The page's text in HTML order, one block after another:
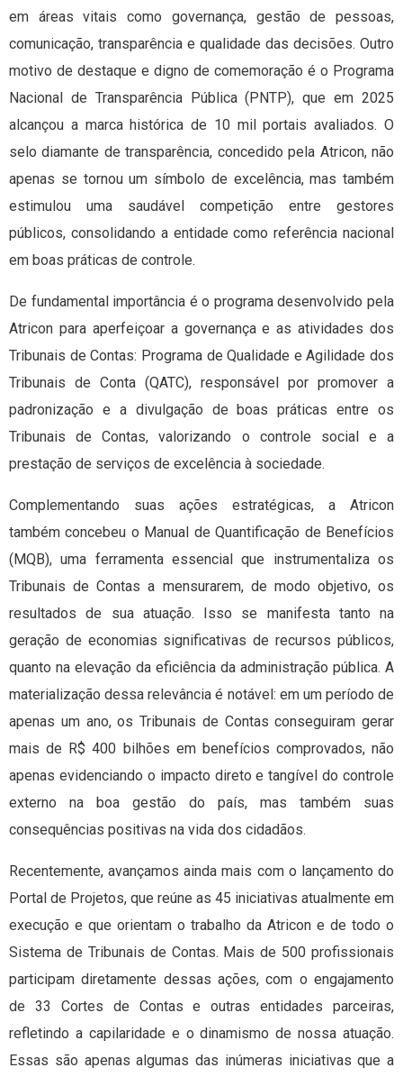
em áreas vitais como governança, gestão de pessoas,
comunicação, transparência e qualidade das decisões. Outro
motivo de destaque e digno de comemoração é o Programa
Nacional de Transparência Pública (PNTP), que em 2025
alcançou a marca histórica de 10 mil portais avaliados. O
selo diamante de transparência, concedido pela Atricon, não
apenas se tornou um símbolo de excelência, mas também
estimulou uma saudável competição entre gestores
públicos, consolidando a entidade como referência nacional
em boas práticas de controle.
De fundamental importância é o programa desenvolvido pela
Atricon para aperfeiçoar a governança e as atividades dos
Tribunais de Contas: Programa de Qualidade e Agilidade dos
Tribunais de Conta (QATC), responsável por promover a
padronização e a divulgação de boas práticas entre os
Tribunais de Contas, valorizando o controle social e a
prestação de serviços de excelência à sociedade.
Complementando suas ações estratégicas, a Atricon
também concebeu o Manual de Quantificação de Benefícios
(MQB), uma ferramenta essencial que instrumentaliza os
Tribunais de Contas a mensurarem, de modo objetivo, os
resultados de sua atuação. Isso se manifesta tanto na
geração de economias significativas de recursos públicos,
quanto na elevação da eficiência da administração pública. A
materialização dessa relevância é notável: em um período de
apenas um ano, os Tribunais de Contas conseguiram gerar
mais de R$ 400 bilhões em benefícios comprovados, não
apenas evidenciando o impacto direto e tangível do controle
externo na boa gestão do país, mas também suas
consequências positivas na vida dos cidadãos.
Recentemente, avançamos ainda mais com o lançamento do
Portal de Projetos, que reúne as 45 iniciativas atualmente em
execução e que orientam o trabalho da Atricon e de todo o
Sistema de Tribunais de Contas. Mais de 500 profissionais
participam diretamente dessas ações, com o engajamento
de 33 Cortes de Contas e outras entidades parceiras,
refletindo a capilaridade e o dinamismo de nossa atuação.
Essas são apenas algumas das inúmeras iniciativas que a